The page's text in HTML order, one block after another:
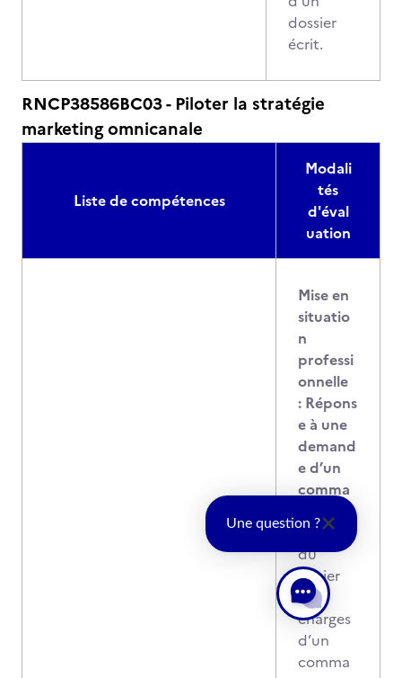
dossier
écrit.
RNCP38586BC03 - Piloter la stratégie
marketing omnicanale
Liste de compétences
Modali
tés
d'éval
uation
Mise en
situatio
n
professi
onnelle
: Répons
e à une
demand
e d’un
comma
nditaire
A partir
du
cahier
des
charges
d’un
comma
Une question ?